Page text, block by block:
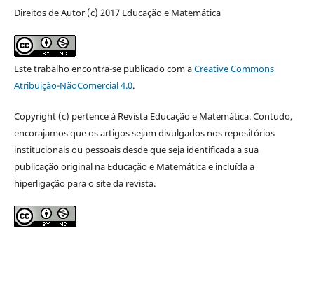
Direitos de Autor (c) 2017 Educação e Matemática
Este trabalho encontra-se publicado com aCreative Commons
Atribuição-NãoComercial 4.0.
Copyright (c) pertence à Revista Educação e Matemática. Contudo,
encorajamos que os artigos sejam divulgados nos repositórios
institucionais ou pessoais desde que seja identificada a sua
publicação original na Educação e Matemática e incluída a
hiperligação para o site da revista.